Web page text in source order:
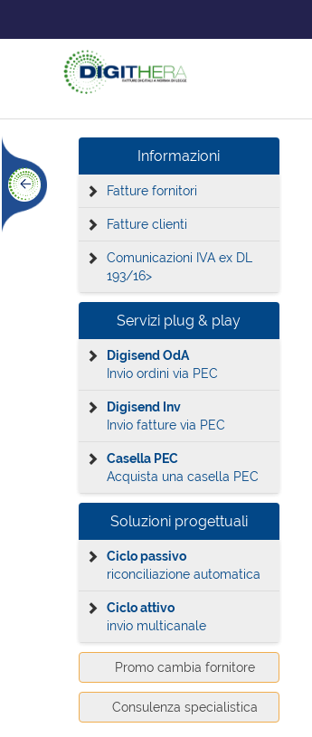
Informazioni
Fatture fornitori
Fatture clienti
Comunicazioni IVA ex DL
193/16>
Servizi plug & play
Digisend OdA
Invio ordini via PEC
Digisend Inv
Invio fatture via PEC
Casella PEC
Acquista una casella PEC
Soluzioni progettuali
Ciclo passivo
riconciliazione automatica
Ciclo attivo
invio multicanale
Promo cambia fornitore
Consulenza specialistica